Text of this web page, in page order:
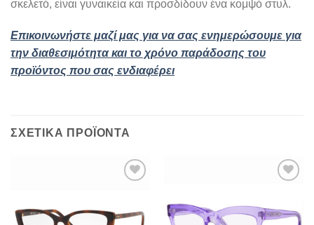
σκελετό, είναι γυναικεία και προσδίδουν ένα κομψό στυλ.
Επικοινωνήστε μαζί μας για να σας ενημερώσουμε για
την διαθεσιμότητα και το χρόνο παράδοσης του
προϊόντος που σας ενδιαφέρει
ΣΧΕΤΙΚΆ ΠΡΟΪΌΝΤΑ